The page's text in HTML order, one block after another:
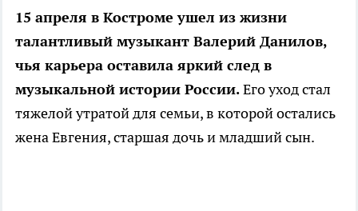
15 апреля в Костроме ушел из жизни
талантливый музыкант Валерий Данилов,
чья карьера оставила яркий след в
музыкальной истории России.Его уход стал
тяжелой утратой для семьи, в которой остались
жена Евгения, старшая дочь и младший сын.